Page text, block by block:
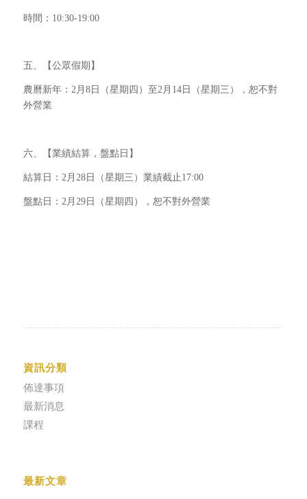
時間：10:30-19:00
五、【公眾假期】
農曆新年：2月8日（星期四）至2月14日（星期三），恕不對
外營業
六、【業績結算，盤點日】
結算日：2月28日（星期三）業績截止17:00
盤點日：2月29日（星期四），恕不對外營業
資訊分類
佈達事項
最新消息
課程
最新文章